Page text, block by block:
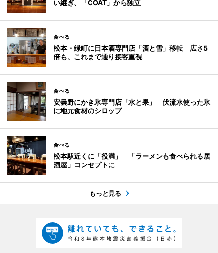
い継ぎ、「COAT」から独立
食べる
松本・緑町に日本酒専門店「酒と雪」移転 広さ5
倍も、これまで通り接客重視
食べる
安曇野にかき氷専門店「水と果」 伏流水使った氷
に地元食材のシロップ
食べる
松本駅近くに「役満」 「ラーメンも食べられる居
酒屋」コンセプトに
もっと見る